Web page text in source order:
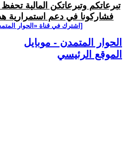
تبرعاتكم وتبرعاتكن المالية
فشاركونا في دعم استمرارية
[اشترك في قناة ‫«الحوار
الحوار المتمدن - موبايل
الموقع الرئيسي